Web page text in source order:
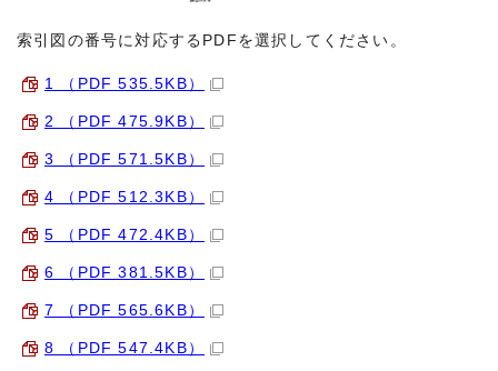
索引図の番号に対応するPDFを選択してください。
1 （PDF 535.5KB）
2 （PDF 475.9KB）
3 （PDF 571.5KB）
4 （PDF 512.3KB）
5 （PDF 472.4KB）
6 （PDF 381.5KB）
7 （PDF 565.6KB）
8 （PDF 547.4KB）